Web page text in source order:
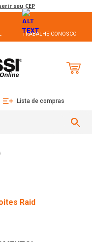
seu CEP
TRABALHE CONOSCO
Lista de compras
Raid